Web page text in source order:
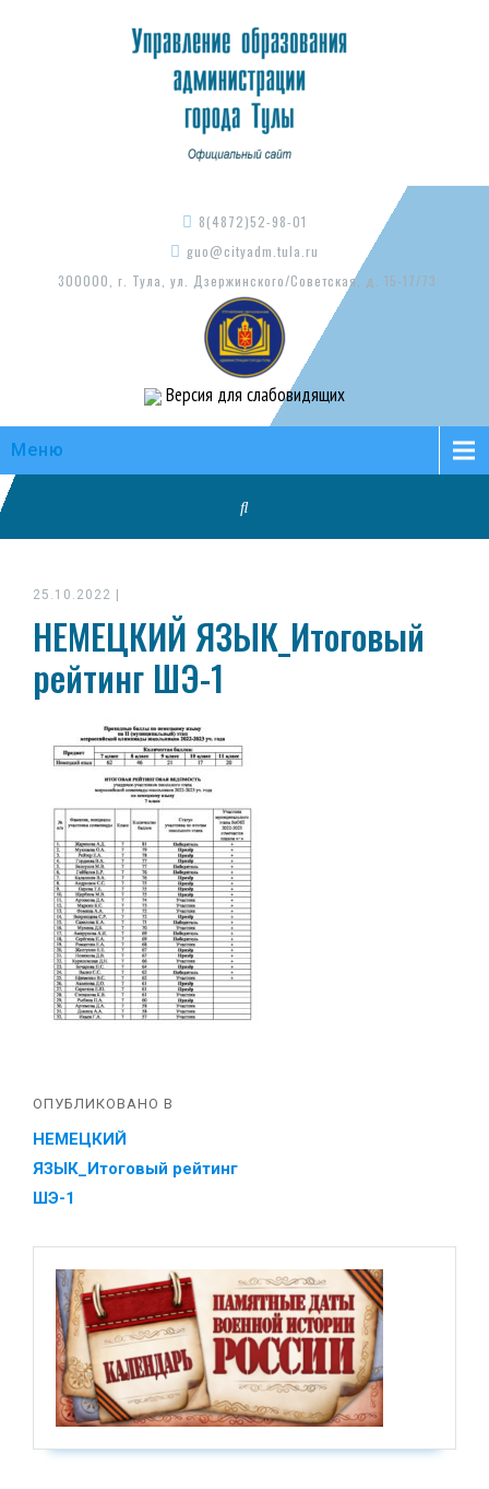
8(4872)52-98-01
guo@cityadm.tula.ru
300000, г. Тула, ул. Дзержинского/Советская, д. 15-17/73
Версия для слабовидящих
Меню
25.10.2022
НЕМЕЦКИЙ ЯЗЫК_Итоговый
рейтинг ШЭ-1
ОПУБЛИКОВАНО В
НЕМЕЦКИЙ
ЯЗЫК_Итоговый рейтинг
ШЭ-1